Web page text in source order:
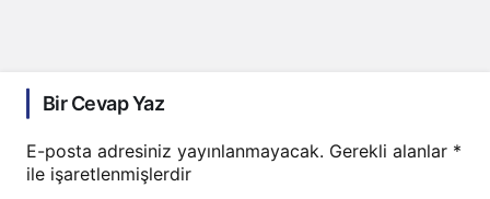
Bir Cevap Yaz
E-posta adresiniz yayınlanmayacak. Gerekli alanlar *
ile işaretlenmişlerdir